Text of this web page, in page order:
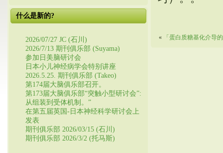
什么是新的?
2026/07/27 JC (石川)
2026/7/13 期刊俱乐部 (Suyama)
参加日美脑研讨会
日本小儿神经病学会特别讲座
2026.5.25. 期刊俱乐部 (Takeo)
第174届大脑俱乐部召开。
第173届大脑俱乐部“突触小型研讨会”:
从组装到受体机制。”
在第五届英国-日本神经科学研讨会上
发表
期刊俱乐部 2026/03/15 (石川)
期刊俱乐部 2026/3/2 (托马斯)
« 「蛋白质糖基化介导